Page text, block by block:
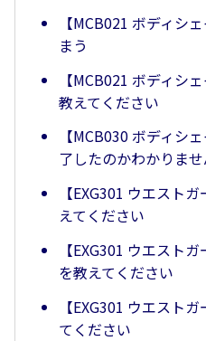
【MCB021 ボディシ
まう
【MCB021 ボディシ
教えてください
【MCB030 ボディシ
了したのかわかりま
【EXG301 ウエスト
えてください
【EXG301 ウエスト
を教えてください
【EXG301 ウエスト
てください